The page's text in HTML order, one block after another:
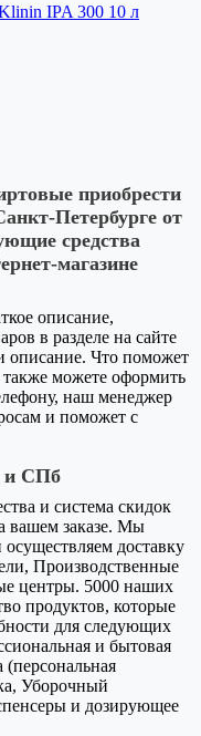
IPA 300 10 л
приобрести
Петербурге от
средства
магазине
описание,
в разделе на сайте
описание. Что поможет
можете оформить
наш менеджер
и поможет с
и СПб
и система скидок
вашем заказе. Мы
доставку
Производственные
центры. 5000 наших
продуктов, которые
для следующих
и бытовая
Уборочный
и дозирующее